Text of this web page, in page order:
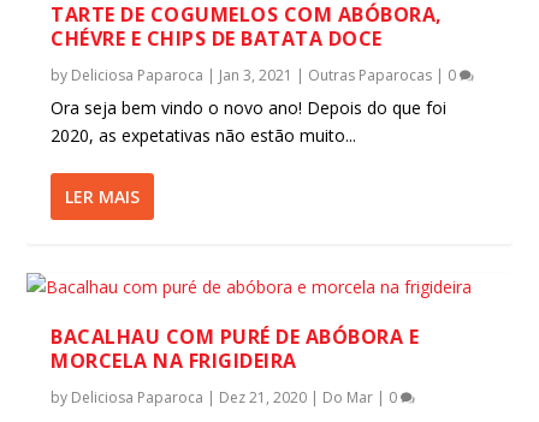
TARTE DE COGUMELOS COM ABÓBORA,
CHÉVRE E CHIPS DE BATATA DOCE
by Deliciosa Paparoca | Jan 3, 2021 | Outras Paparocas | 0
Ora seja bem vindo o novo ano! Depois do que foi
2020, as expetativas não estão muito...
LER MAIS
BACALHAU COM PURÉ DE ABÓBORA E
MORCELA NA FRIGIDEIRA
by Deliciosa Paparoca | Dez 21, 2020 | Do Mar | 0